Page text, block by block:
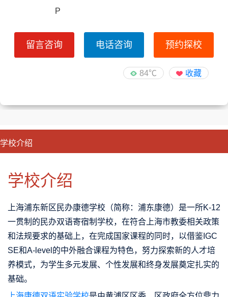
P
留言咨询 电话咨询 预约探校
84℃ 收藏
学校介绍
学校介绍
上海浦东新区民办康德学校（简称：浦东康德）是一所K-12
一贯制的民办双语寄宿制学校，在符合上海市教委相关政策
和法规要求的基础上，在完成国家课程的同时，以借鉴IGC
SE和A-level的中外融合课程为特色，努力探索新的人才培
养模式，为学生多元发展、个性发展和终身发展奠定扎实的
基础。